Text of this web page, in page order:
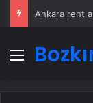
Ankara rent
Menü